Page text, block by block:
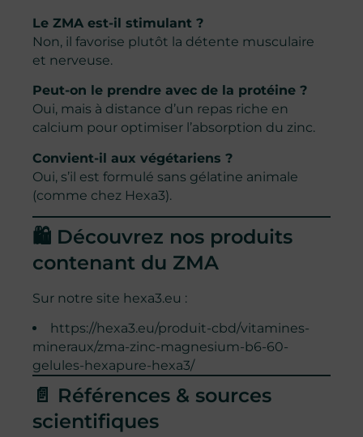
Le ZMA est-il stimulant ?
Non, il favorise plutôt la détente musculaire
et nerveuse.
Peut-on le prendre avec de la protéine ?
Oui, mais à distance d’un repas riche en
calcium pour optimiser l’absorption du zinc.
Convient-il aux végétariens ?
Oui, s’il est formulé sans gélatine animale
(comme chez Hexa3).
🛍️ Découvrez nos produits
contenant du ZMA
Sur notre site hexa3.eu :
https://hexa3.eu/produit-cbd/vitamines-
mineraux/zma-zinc-magnesium-b6-60-
gelules-hexapure-hexa3/
📄 Références & sources
scientifiques